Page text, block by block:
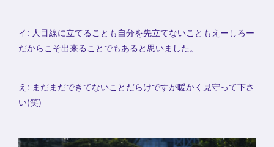
イ: 人目線に立てることも自分を先立てないこともえーしろー
だからこそ出来ることでもあると思いました。
え: まだまだできてないことだらけですが暖かく見守って下さ
い(笑)